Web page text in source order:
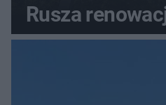
Rusza
z lat